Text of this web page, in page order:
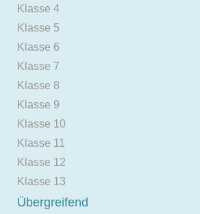
Klasse 4
Klasse 5
Klasse 6
Klasse 7
Klasse 8
Klasse 9
Klasse 10
Klasse 11
Klasse 12
Klasse 13
Übergreifend